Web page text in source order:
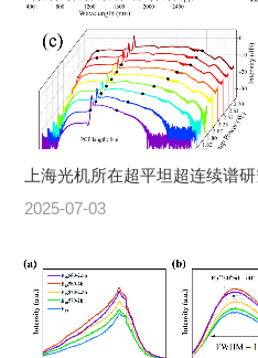
上海光机所在超平坦超连续谱
2025-07-03